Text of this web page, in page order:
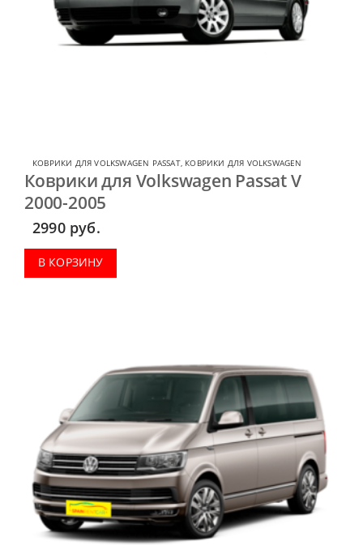
КОВРИКИ ДЛЯ VOLKSWAGEN PASSAT, КОВРИКИ ДЛЯ VOLKSWAGEN
Коврики для Volkswagen Passat V
2000-2005
2990 руб.
В КОРЗИНУ